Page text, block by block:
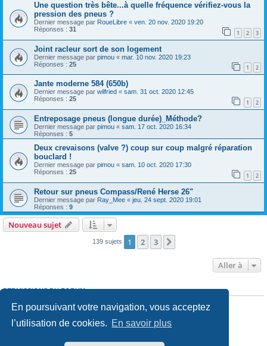
En poursuivant votre navigation, vous acceptez
l’utilisation de cookies. En savoir plus
Une question très bête...à quelle fréquence vérifiez-vous la
pression des pneus ?
Dernier message par RoueLibre « ven. 20 nov. 2020 19:20
Réponses : 31 1 2 3
Joint racleur sort de son logement
Dernier message par pimou « mar. 10 nov. 2020 19:23
Réponses : 25 1 2
Jante moderne 584 (650b)
Dernier message par wilfried « sam. 31 oct. 2020 12:45
Réponses : 25 1 2
Entreposage pneus (longue durée)_Méthode?
Dernier message par pimou « sam. 17 oct. 2020 16:34
Réponses : 5
Deux crevaisons (valve ?) coup sur coup malgré réparation
bouclard !
Dernier message par pimou « sam. 10 oct. 2020 17:30
Réponses : 25 1 2
Retour sur pneus Compass/René Herse 26"
Dernier message par Ray_Mee « jeu. 24 sept. 2020 19:01
Réponses : 9
Nouveau sujet
139 sujets 1 2 3
Aller à
PERMISSIONS DU FORUM
Vous
ne pouvez pas
poster de nouveaux sujets
Vousne pouvez pasrépondre aux sujets
Vous
ne pouvez pas
modifier vos messages
Vousne pouvez passupprimer vos messages